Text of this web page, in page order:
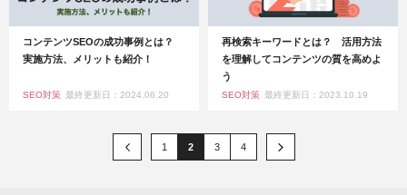
コンテンツSEOの成功事例とは？
実施方法、メリットも紹介！
SEO対策 最終更新日：2024.06.20
再検索キーワードとは？ 活用方法
を理解してコンテンツの質を高めよ
う
SEO対策 最終更新日：2023.10.19
1 2 3 4